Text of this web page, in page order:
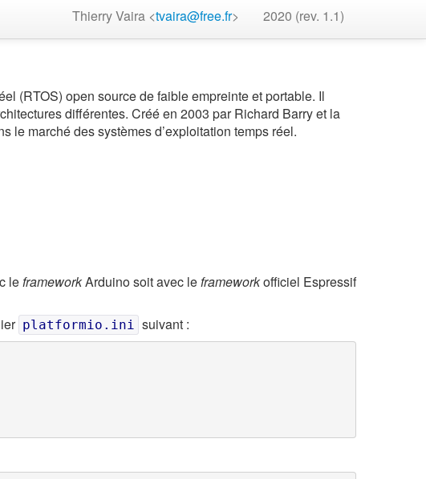
Thierry Vaira <tvaira@free.fr> 2020 (rev. 1.1)
(RTOS) open source de faible empreinte et portable. Il
différentes. Créé en 2003 par Richard Barry et la
le marché des systèmes d’exploitation temps réel.
leframeworkArduino soit avec leframeworkofficiel Espressif
platformio.ini suivant :